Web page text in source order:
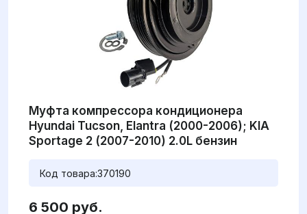
Муфта компрессора кондиционера
Hyundai Tucson, Elantra (2000-2006); KIA
Sportage 2 (2007-2010) 2.0L бензин
Код товара:370190
6 500 руб.